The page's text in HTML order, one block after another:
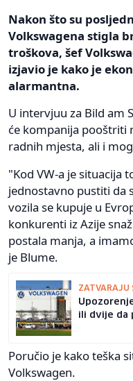
Nakon što su
Volkswagena stigla
troškova, šef
izjavio je kako je
alarmantna.
U intervjuu za Bild am
će kompanija pooštriti
radnih mjesta, ali i
"Kod VW-a je situacija
jednostavno pustiti da
vozila se kupuje u
konkurenti iz Azije
postala manja, a
je Blume.
ZATVARAJU
ili dvije da
Poručio je kako teška
Volkswagen.